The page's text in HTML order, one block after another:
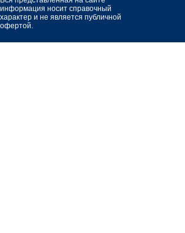
информация носит справочный
характер и не является публичной
офертой.